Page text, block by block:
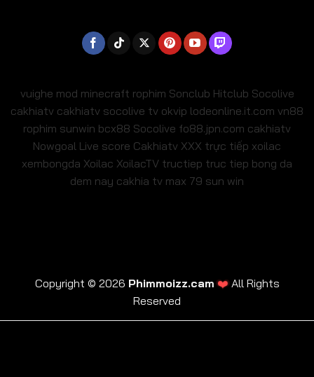
vuighe mod minecraft rophim Sonclub Hitclub Socolive
cakhiatv cakhiatv socolive tv okvip lodeonline.it.com vn88
rophim sunwin bcx88 Socolive fo88.jpn.com cakhiatv
Nowgoal Live score Cakhiatv XXX trực tiếp xoilac
xembongda Xoilac XoilacTV tructiep truc tiep bong da
dem nay cakhia tv max 79 sun win
Copyright © 2026 Phimmoizz.cam❤️All Rights
Reserved